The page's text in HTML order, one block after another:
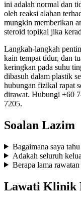
ini adalah normal dan
oleh reaksi alahan
mungkin memberikan
steroid topikal jika
Langkah-langkah
kain tempat tidur, dan
keringkan pada suhu
dibasuh dalam plastik
hubungan fizikal rapat
dirawat. Hubungi +60
7205.
Soalan Lazim
Bagaimana saya
Adakah seluruh
Berapa lama
Lawati Klinik